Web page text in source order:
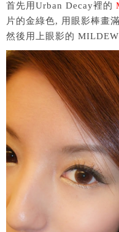
首先用Urban Decay裡的
片的金綠色, 用眼影棒畫
然後用上眼影的